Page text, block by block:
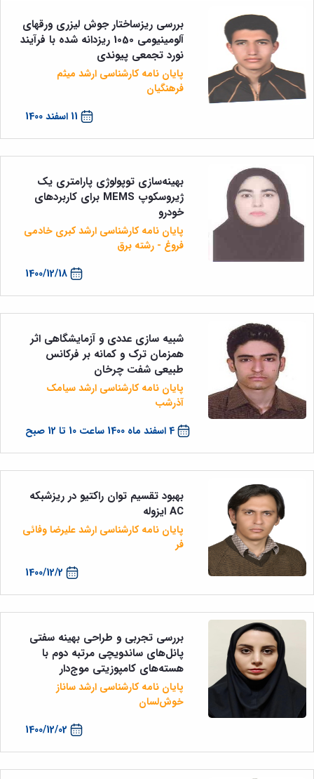
11 اسفند 1400
بررسی ریزساختار جوش لیزری ورقهای
آلومینیومی 1050 ریزدانه شده با فرآیند
نورد تجمعی پیوندی
پایان نامه کارشناسی ارشد میثم
فرهنگیان
1400/12/18
بهینه‌سازی توپولوژی پارامتری یک
ژیروسکوپ MEMS برای کاربردهای
خودرو
پایان نامه کارشناسی ارشد کبری خادمی
فروغ - رشته برق
4 اسفند ماه 1400 ساعت 10 تا 12 صبح
شبیه سازی عددی و آزمایشگاهی اثر
همزمان ترک و کمانه بر فرکانس
طبیعی شفت چرخان
پایان نامه کارشناسی ارشد سیامک
آذرشب
1400/12/2
بهبود تقسیم توان راکتیو در ریزشبکه
AC ایزوله
پایان نامه کارشناسی ارشد علیرضا وفائی
فر
1400/12/02
بررسی تجربی و طراحی بهینه سفتی
پانل‌های ساندویچی مرتبه دوم با
هسته‌های کامپوزیتی موج‌دار
پایان نامه کارشناسی ارشد ساناز
خوش‌لسان